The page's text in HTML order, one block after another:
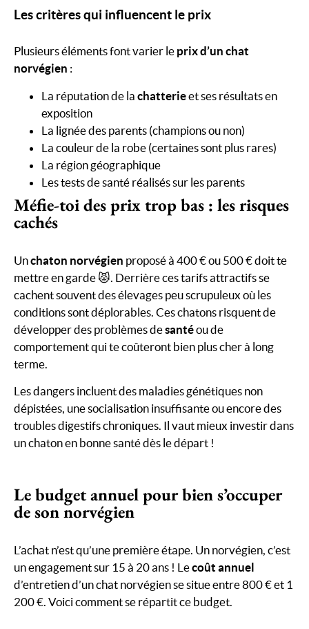
Les critères qui influencent le prix
Plusieurs éléments font varier le prix d’un chat
norvégien :
La réputation de la chatterieet ses résultats en
exposition
La lignée des parents (champions ou non)
La couleur de la robe (certaines sont plus rares)
La région géographique
Les tests de santé réalisés sur les parents
Méfie-toi des prix trop bas : les risques
cachés
Unchaton norvégien proposé à 400 € ou 500 € doit te
mettre en garde 😾. Derrière ces tarifs attractifs se
cachent souvent des élevages peu scrupuleux où les
conditions sont déplorables. Ces chatons risquent de
développer des problèmes desantéou de
comportement qui te coûteront bien plus cher à long
terme.
Les dangers incluent des maladies génétiques non
dépistées, une socialisation insuffisante ou encore des
troubles digestifs chroniques. Il vaut mieux investir dans
un chaton en bonne santé dès le départ !
Le budget annuel pour bien s’occuper
de son norvégien
L’achat n’est qu’une première étape. Un norvégien, c’est
un engagement sur 15 à 20 ans ! Lecoût annuel
d’entretien d’un chat norvégien se situe entre 800 € et 1
200 €. Voici comment se répartit ce budget.